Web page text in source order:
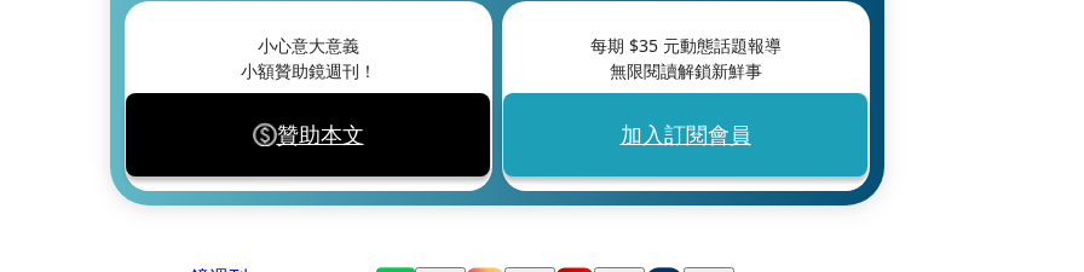
小心意大意義
小額贊助鏡週刊！
贊助本文
每期 $35元動態話題報導
無限閱讀解鎖新鮮事
加入訂閱會員